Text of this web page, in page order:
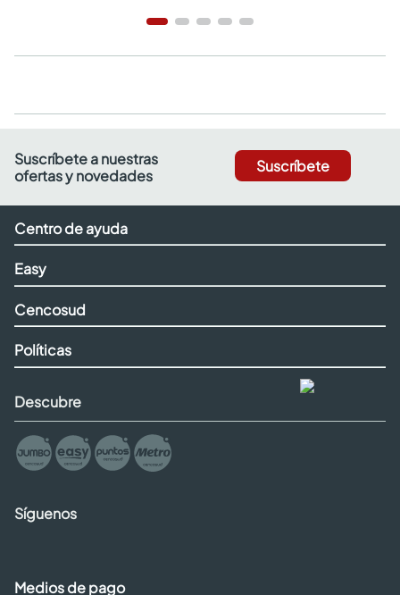
Suscríbete a nuestras
ofertas y novedades
Suscríbete
Centro de ayuda
Easy
Cencosud
Políticas
Descubre
Síguenos
Medios de pago